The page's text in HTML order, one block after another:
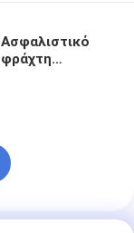
Ασφαλιστικό
φράχτη